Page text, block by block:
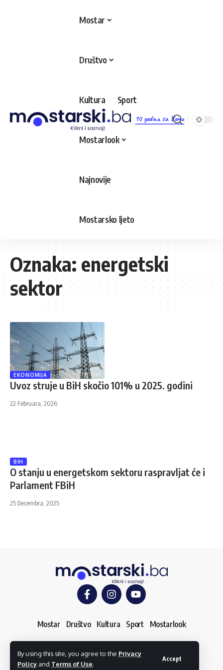
By using this site, you agree to the Privacy
Policy and Terms of Use.
Accept
10 godina sa Vama
Mostar
Društvo
Kultura Sport
Mostarlook
Najnovije
Mostarsko ljeto
Oznaka:energetski
sektor
EKONOMIJA
Uvoz struje u BiH skočio 101% u 2025. godini
22 Februara, 2026
BIH
O stanju u energetskom sektoru raspravljat će i
Parlament FBiH
25 Decembra, 2025
Mostar Društvo Kultura Sport Mostarlook
O nama Impressum Uslovi korištenja Kontakt